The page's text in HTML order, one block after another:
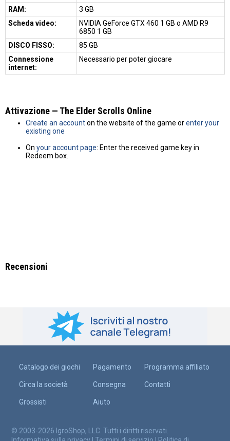
RAM:
3 GB
Scheda video:
NVIDIA GeForce GTX 460 1 GB o AMD R9
6850 1 GB
DISCO FISSO:
85 GB
Connessione
internet:
Necessario per poter giocare
Attivazione — The Elder Scrolls Online
Create an accounton the website of the game orenter your
existing one
On your account page: Enter the received game key in
Redeem box.
Recensioni
Catalogo dei giochi
Circa la società
Grossisti
Pagamento
Consegna
Aiuto
Programma affiliato
Contatti
© 2003-2026 IgroShop, LLC. Tutti i diritti riservati.